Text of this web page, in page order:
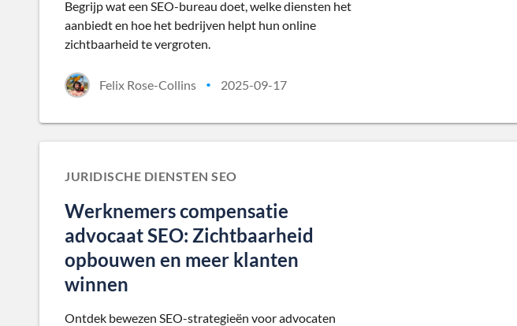
Begrijp wat een SEO-bureau doet, welke diensten het
aanbiedt en hoe het bedrijven helpt hun online
zichtbaarheid te vergroten.
Felix Rose-Collins • 2025-09-17
JURIDISCHE DIENSTEN SEO
Werknemers compensatie
advocaat SEO: Zichtbaarheid
opbouwen en meer klanten
winnen
Ontdek bewezen SEO-strategieën voor advocaten